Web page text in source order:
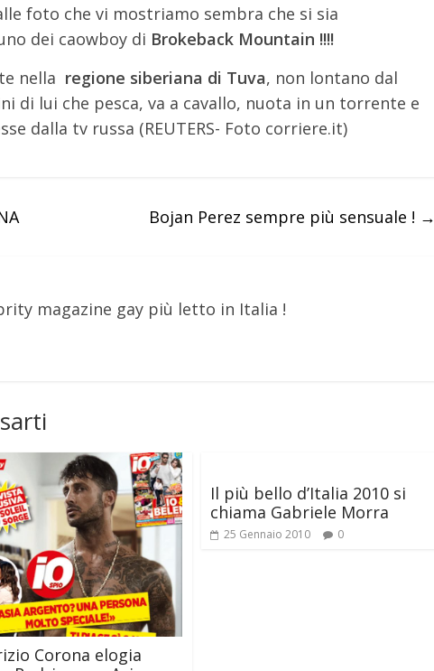
foto che vi mostriamo sembra che si sia
dei caowboy di Brokeback Mountain !!!!
nella regione siberiana di Tuva, non lontano dal
di lui che pesca, va a cavallo, nuota in un torrente e
dalla tv russa (REUTERS- Foto corriere.it)
Bojan Perez sempre più sensuale ! →
magazine gay più letto in Italia !
Corona elogia
Il più bello d’Italia 2010 si
chiama Gabriele Morra
25 Gennaio 2010 0